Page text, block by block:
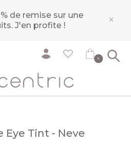
de remise sur une
J'en profite ! ×
0
Eye Tint - Neve